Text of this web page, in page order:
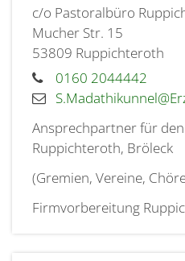
c/o Pastoralbüro
Mucher Str. 15
53809 Ruppichteroth
0160 2044442
Ansprechpartner für
Ruppichteroth, Bröleck
(Gremien, Vereine,
Firmvorbereitung